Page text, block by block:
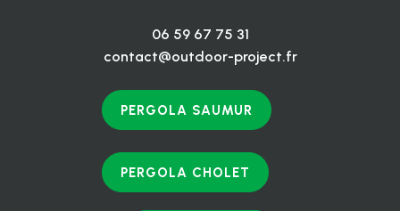
06 59 67 75 31
contact@outdoor-project.fr
PERGOLA SAUMUR
PERGOLA CHOLET